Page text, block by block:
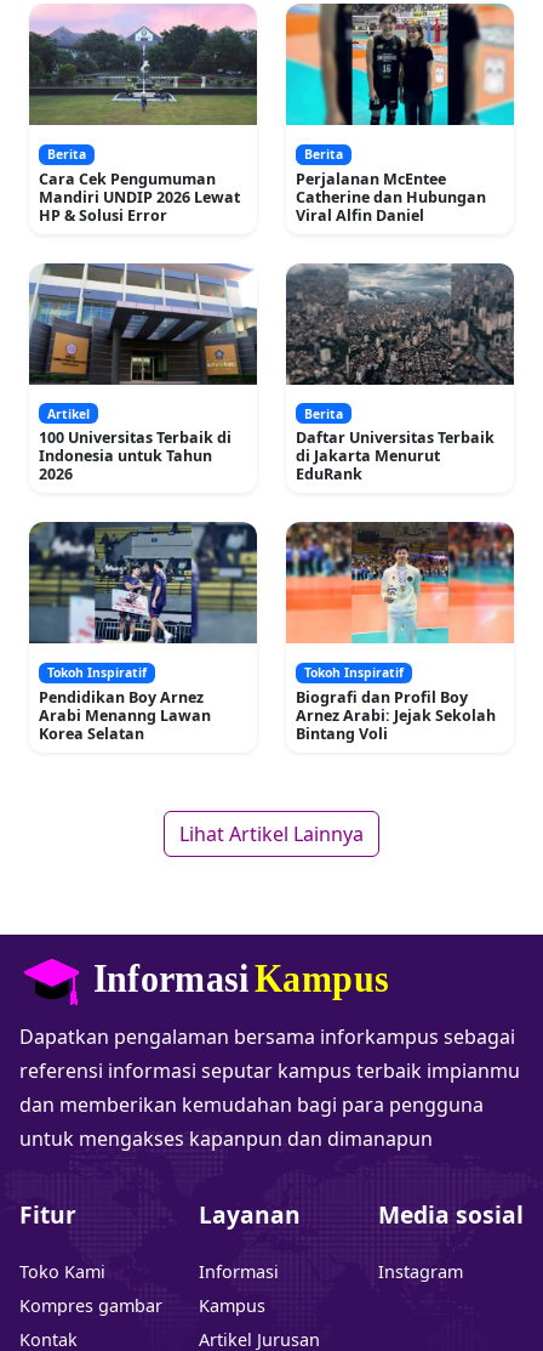
Berita
Cara Cek Pengumuman
Mandiri UNDIP 2026 Lewat
HP & Solusi Error
Berita
Perjalanan McEntee
Catherine dan Hubungan
Viral Alfin Daniel
Artikel
100 Universitas Terbaik di
Indonesia untuk Tahun
2026
Berita
Daftar Universitas Terbaik
di Jakarta Menurut
EduRank
Tokoh Inspiratif
Pendidikan Boy Arnez
Arabi Menanng Lawan
Korea Selatan
Tokoh Inspiratif
Biografi dan Profil Boy
Arnez Arabi: Jejak Sekolah
Bintang Voli
Lihat Artikel Lainnya
Dapatkan pengalaman bersama inforkampus sebagai
referensi informasi seputar kampus terbaik impianmu
dan memberikan kemudahan bagi para pengguna
untuk mengakses kapanpun dan dimanapun
Fitur
Toko Kami
Kompres gambar
Kontak
Layanan
Informasi
Kampus
Artikel Jurusan
Media sosial
Instagram